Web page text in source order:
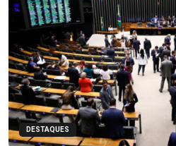
DESTAQUES